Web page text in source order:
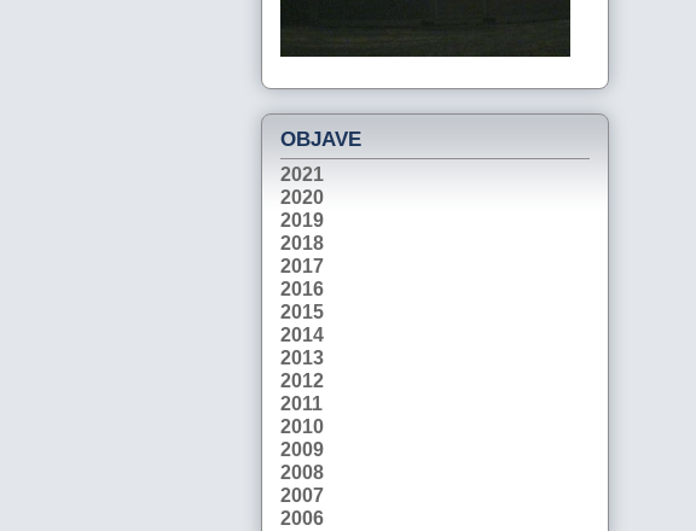
OBJAVE
2021
2020
2019
2018
2017
2016
2015
2014
2013
2012
2011
2010
2009
2008
2007
2006